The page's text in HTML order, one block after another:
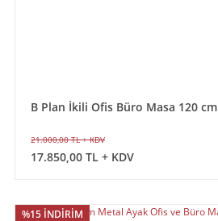
B Plan İkili Ofis Büro Masa 120 cm
21.000,00 TL + KDV
17.850,00 TL + KDV
%15 İNDİRİM